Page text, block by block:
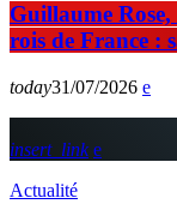
Guillaume
rois de France :
today31/07/2026
insert_link
Actualité